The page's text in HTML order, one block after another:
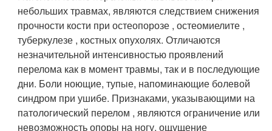
небольших травмах, являются следствием снижения
прочности кости при остеопорозе , остеомиелите ,
туберкулезе , костных опухолях. Отличаются
незначительной интенсивностью проявлений
перелома как в момент травмы, так и в последующие
дни. Боли ноющие, тупые, напоминающие болевой
синдром при ушибе. Признаками, указывающими на
патологический перелом , являются ограничение или
невозможность опоры на ногу, ощущение